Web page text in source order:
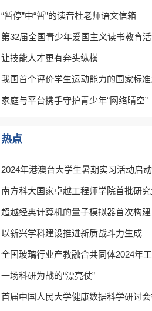
“暂停”中“暂”的读音杜老师语文信箱
第32届全国青少年爱国主义读书教育
让技能人才更有奔头纵横
我国首个评价学生运动能力的国家标
家庭与平台携手守护青少年“网络晴空”
热点
2024年港澳台大学生暑期实习活动启动
南方科大国家卓越工程师学院首批研
超越经典计算机的量子模拟器首次构建
以新兴学科建设推进新质战斗力生成
全国玻璃行业产教融合共同体2024年
一场科研为战的“漂亮仗”
首届中国人民大学健康数据科学研讨